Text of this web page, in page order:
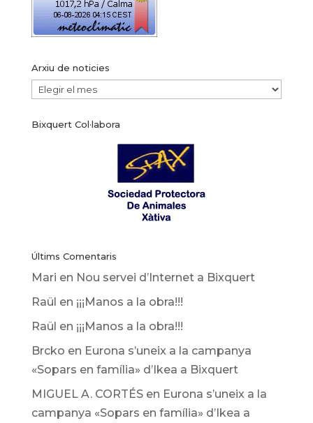
Arxiu de noticies
Arxiu
noticies
Bixquert Col·labora
Últims Comentaris
Mari en Nou servei d’Internet a Bixquert
Raül en ¡¡¡Manos a la obra!!!
Raül en ¡¡¡Manos a la obra!!!
Brcko en Eurona s’uneix a la campanya
«Sopars en família» d’Ikea ​​a Bixquert
MIGUEL A. CORTÉSen Eurona s’uneix a la
campanya «Sopars en família» d’Ikea ​​a